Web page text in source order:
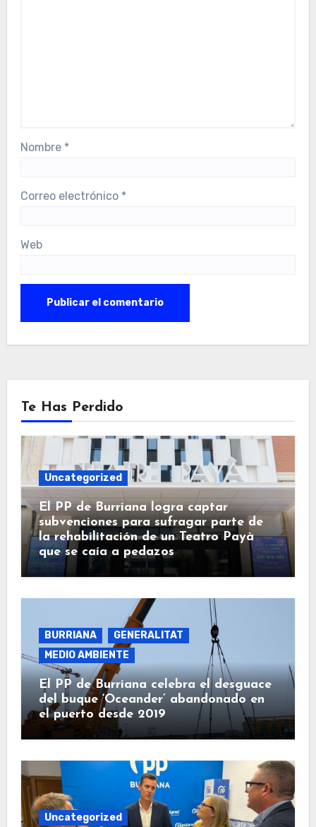
Nombre *
Correo electrónico *
Web
Te Has Perdido
Uncategorized
El PP de Burriana logra captar
subvenciones para sufragar parte de
la rehabilitación de un Teatro Payà
que se caía a pedazos
BURRIANA
GENERALITAT
MEDIO AMBIENTE
El PP de Burriana celebra el desguace
del buque ‘Oceander’ abandonado en
el puerto desde 2019
Uncategorized